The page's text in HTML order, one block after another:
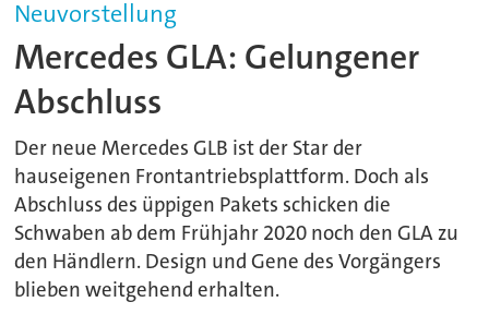
Neuvorstellung
Mercedes GLA: Gelungener
Abschluss
Der neue Mercedes GLB ist der Star der
hauseigenen Frontantriebsplattform. Doch als
Abschluss des üppigen Pakets schicken die
Schwaben ab dem Frühjahr 2020 noch den GLA zu
den Händlern. Design und Gene des Vorgängers
blieben weitgehend erhalten.